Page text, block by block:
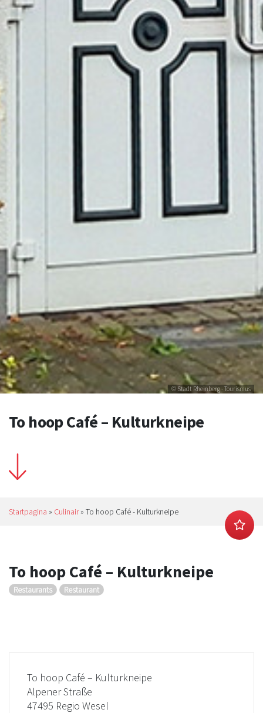
© Stadt Rheinberg - Tourismus
To hoop Café – Kulturkneipe
Startpagina » Culinair» To hoop Café - Kulturkneipe
To hoop Café – Kulturkneipe
Restaurants Restaurant
To hoop Café – Kulturkneipe
Alpener Straße
47495 Regio Wesel